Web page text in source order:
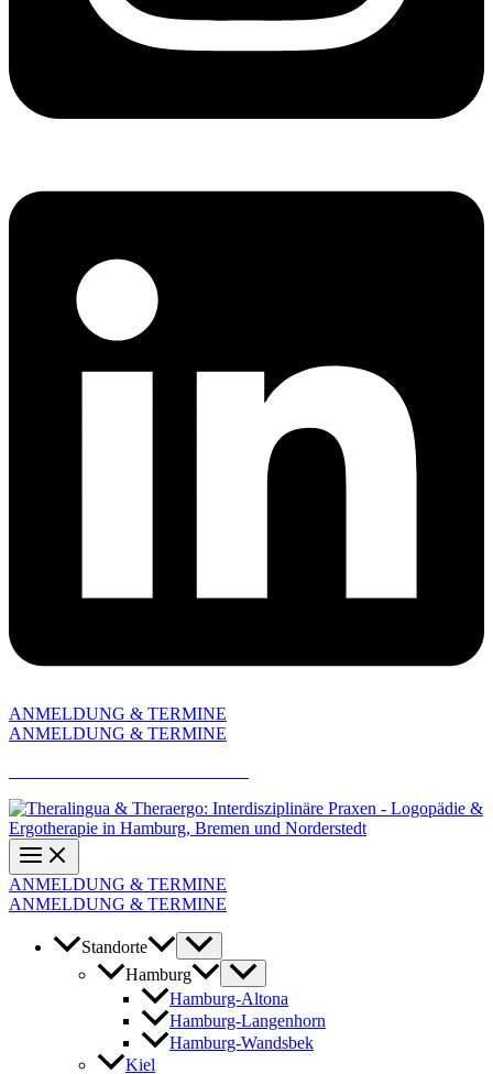
ANMELDUNG & TERMINE
ANMELDUNG & TERMINE
ANMELDUNG & TERMINE
ANMELDUNG & TERMINE
Standorte
Hamburg
Hamburg-Altona
Hamburg-Langenhorn
Hamburg-Wandsbek
Kiel